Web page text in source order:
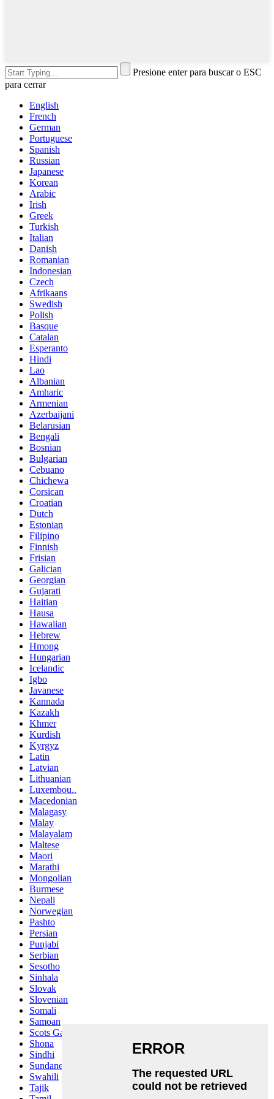
Presione enter para buscar o ESC
para cerrar
English
French
German
Portuguese
Spanish
Russian
Japanese
Korean
Arabic
Irish
Greek
Turkish
Italian
Danish
Romanian
Indonesian
Czech
Afrikaans
Swedish
Polish
Basque
Catalan
Esperanto
Hindi
Lao
Albanian
Amharic
Armenian
Azerbaijani
Belarusian
Bengali
Bosnian
Bulgarian
Cebuano
Chichewa
Corsican
Croatian
Dutch
Estonian
Filipino
Finnish
Frisian
Galician
Georgian
Gujarati
Haitian
Hausa
Hawaiian
Hebrew
Hmong
Hungarian
Icelandic
Igbo
Javanese
Kannada
Kazakh
Khmer
Kurdish
Kyrgyz
Latin
Latvian
Lithuanian
Luxembou..
Macedonian
Malagasy
Malay
Malayalam
Maltese
Maori
Marathi
Mongolian
Burmese
Nepali
Norwegian
Pashto
Persian
Punjabi
Serbian
Sesotho
Sinhala
Slovak
Slovenian
Somali
Samoan
Scots Gaelic
Shona
Sindhi
Sundanese
Swahili
Tajik